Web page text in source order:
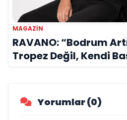
MAGAZİN
RAVANO: “Bodrum
Tropez Değil, Kendi
Referans”
Yorumlar (0)